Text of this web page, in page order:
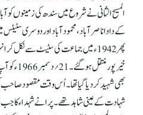
المسیح الثانی نے شروع میں سندھ کی زمینوں کو
کے داداناصر آباد، محمود آباد اور دوسری
پھر 1942ء میں جماعت کی سٹیٹ سے نکل
خیرپور
بھی شہید کر دیا گیا تھا۔ اُس وقت مقصود